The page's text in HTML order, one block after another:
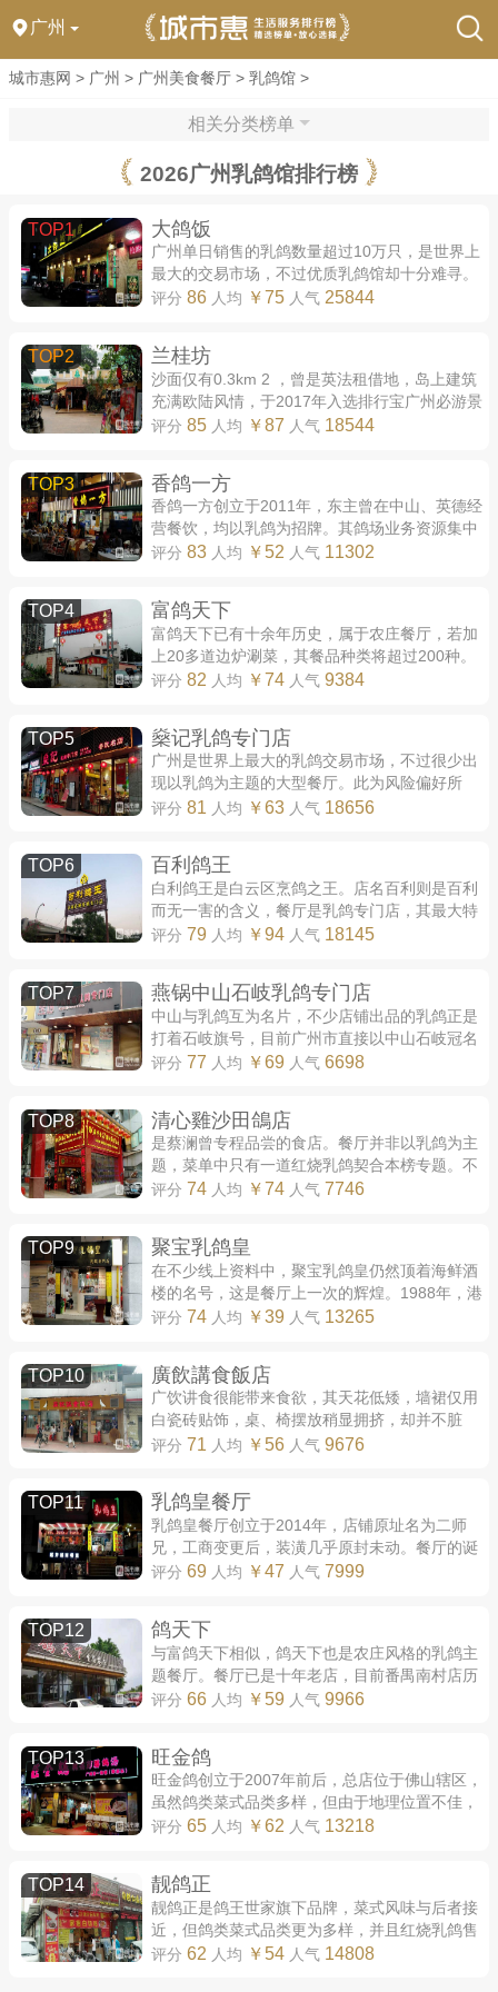
广州
城市惠网 > 广州 > 广州美食餐厅 > 乳鸽馆 >
相关分类榜单
2026广州乳鸽馆排行榜
TOP1 大鸽饭
广州单日销售的乳鸽数量超过10万只，是世界上
最大的交易市场，不过优质乳鸽馆却十分难寻。
传统粤式酒楼通常只有红烧乳鸽一道菜，有能力
评分 86 人均 ￥75 人气 25844
TOP2 兰桂坊
沙面仅有0.3km 2 ，曾是英法租借地，岛上建筑
充满欧陆风情，于2017年入选排行宝广州必游景
点推荐榜。对游客而言，沙面的价值却不仅限于
评分 85 人均 ￥87 人气 18544
TOP3 香鸽一方
香鸽一方创立于2011年，东主曾在中山、英德经
营餐饮，均以乳鸽为招牌。其鸽场业务资源集中
在中山，各门店中属广州的香鸽一方最为火爆，
评分 83 人均 ￥52 人气 11302
TOP4 富鸽天下
富鸽天下已有十余年历史，属于农庄餐厅，若加
上20多道边炉涮菜，其餐品种类将超过200种。
单论鸽膳，富鸽也是实力大于名气，2015年以
评分 82 人均 ￥74 人气 9384
TOP5 燊记乳鸽专门店
广州是世界上最大的乳鸽交易市场，不过很少出
现以乳鸽为主题的大型餐厅。此为风险偏好所
致，对餐饮行业而言，经营单一品类充满风险。
评分 81 人均 ￥63 人气 18656
TOP6 百利鸽王
白利鸽王是白云区烹鸽之王。店名百利则是百利
而无一害的含义，餐厅是乳鸽专门店，其最大特
色在于药膳鸽汤。 在本榜单中，百利鸽王的鸽汤
评分 79 人均 ￥94 人气 18145
TOP7 燕锅中山石岐乳鸽专门店
中山与乳鸽互为名片，不少店铺出品的乳鸽正是
打着石岐旗号，目前广州市直接以中山石岐冠名
的乳鸽餐厅仅有一家。此店已有十多年历史，东
评分 77 人均 ￥69 人气 6698
TOP8 清心雞沙田鴿店
是蔡澜曾专程品尝的食店。餐厅并非以乳鸽为主
题，菜单中只有一道红烧乳鸽契合本榜专题。不
过其风味出众、品控稳定，同时也是店内必食项
评分 74 人均 ￥74 人气 7746
TOP9 聚宝乳鸽皇
在不少线上资料中，聚宝乳鸽皇仍然顶着海鲜酒
楼的名号，这是餐厅上一次的辉煌。1988年，港
商莫庆智兴资广州，国营江苏馆升级改造、易名
评分 74 人均 ￥39 人气 13265
TOP10 廣飲講食飯店
广饮讲食很能带来食欲，其天花低矮，墙裙仅用
白瓷砖贴饰，桌、椅摆放稍显拥挤，却并不脏
乱，在清素色调中，关公像、鱼缸十分显眼。这
评分 71 人均 ￥56 人气 9676
TOP11 乳鸽皇餐厅
乳鸽皇餐厅创立于2014年，店铺原址名为二师
兄，工商变更后，装潢几乎原封未动。餐厅的诞
生则带有戏剧性，东主营收主要来自位于英德的
评分 69 人均 ￥47 人气 7999
TOP12 鸽天下
与富鸽天下相似，鸽天下也是农庄风格的乳鸽主
题餐厅。餐厅已是十年老店，目前番禺南村店历
史最为悠久。店址背靠七星岗，大厅依山而建，
评分 66 人均 ￥59 人气 9966
TOP13 旺金鸽
旺金鸽创立于2007年前后，总店位于佛山辖区，
虽然鸽类菜式品类多样，但由于地理位置不佳，
因此一直不温不火。2012年，东主在广州江怡路
评分 65 人均 ￥62 人气 13218
TOP14 靓鸽正
靓鸽正是鸽王世家旗下品牌，菜式风味与后者接
近，但鸽类菜式品类更为多样，并且红烧乳鸽售
价低于同类餐饮店。 靓鸽正的红烧乳鸽个头不
评分 62 人均 ￥54 人气 14808